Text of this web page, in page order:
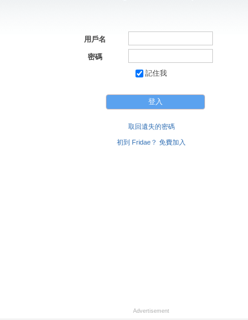
用戶名
密碼
記住我
取回遺失的密碼
初到 Fridae？ 免費加入
Advertisement